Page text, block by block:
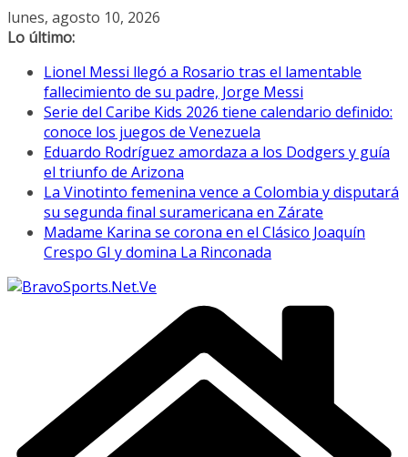
Saltar
al
lunes, agosto 10, 2026
Lo último:
Lionel Messi llegó a Rosario tras el lamentable
fallecimiento de su padre, Jorge Messi
Serie del Caribe Kids 2026 tiene calendario definido:
conoce los juegos de Venezuela
Eduardo Rodríguez amordaza a los Dodgers y guía
el triunfo de Arizona
La Vinotinto femenina vence a Colombia y disputará
su segunda final suramericana en Zárate
Madame Karina se corona en el Clásico Joaquín
Crespo GI y domina La Rinconada